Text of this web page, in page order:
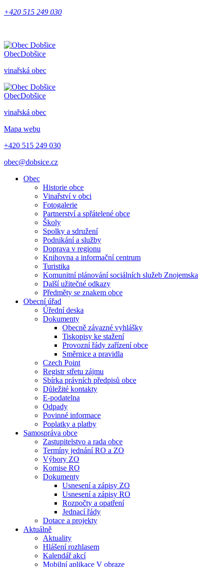
+420 515 249 030
ObecDobšice
vinařská obec
ObecDobšice
vinařská obec
Mapa webu
+420 515 249 030
obec@dobsice.cz
Obec
Historie obce
Vinařství v obci
Fotogalerie
Partnerství a spřátelené obce
Školy
Spolky a sdružení
Podnikání a služby
Doprava v regionu
Knihovna a informační centrum
Turistika
Komunitní plánování sociálních služeb Znojemska
Další užitečné odkazy
Předměty se znakem obce
Obecní úřad
Úřední deska
Dokumenty
Obecně závazné vyhlášky
Tiskopisy ke stažení
Provozní řády zařízení obce
Směrnice a pravidla
Czech Point
Registr střetu zájmu
Sbírka právních předpisů obce
Důležité kontakty
E-podatelna
Odpady
Povinné informace
Poplatky a platby
Samospráva obce
Zastupitelstvo a rada obce
Termíny jednání RO a ZO
Výbory ZO
Komise RO
Dokumenty
Usnesení a zápisy ZO
Usnesení a zápisy RO
Rozpočty a opatření
Jednací řády
Dotace a projekty
Aktuálně
Aktuality
Hlášení rozhlasem
Kalendář akcí
Mobilní aplikace V obraze